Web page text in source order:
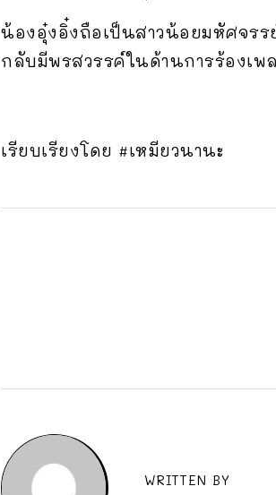
น้องอุ๋งอิ๋งถือเป็นสาวน้อยมหัศจรร
กลับมีพรสวรรค์ในด้านการร้องเ
เรียบเรียงโดย #เหมียวนานะ
WRITTEN BY